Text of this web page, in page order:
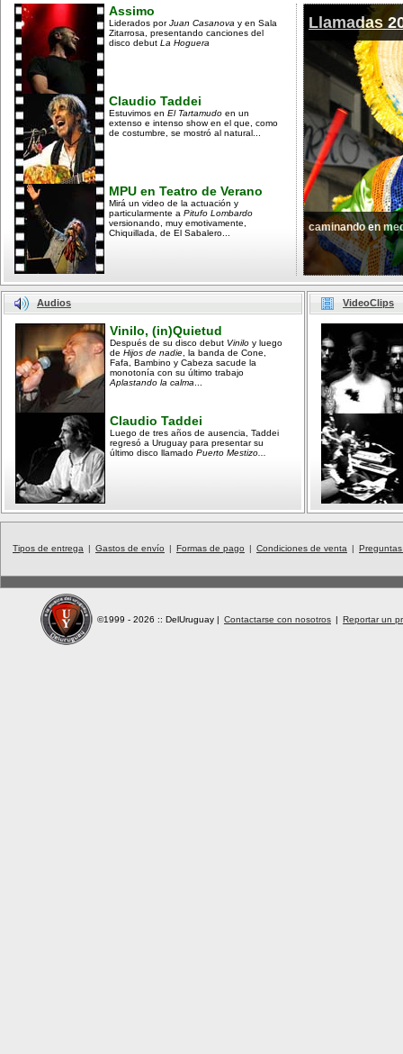
Assimo
Liderados porJuan Casanova y en Sala
Zitarrosa, presentando canciones del
disco debut La Hoguera
Claudio Taddei
Estuvimos en El Tartamudo en un
extenso e intenso show en el que, como
de costumbre, se mostró al natural...
MPU en Teatro de Verano
Mirá un video de la actuación y
particularmente a Pitufo Lombardo
versionando, muy emotivamente,
Chiquillada, de El Sabalero...
Llamadas
caminando en
Audios
Vinilo, (in)Quietud
Después de su disco debut Vinilo y luego
de Hijos de nadie , la banda de Cone,
Fafa, Bambino y Cabeza sacude la
monotonía con su último trabajo
Aplastando la calma
Claudio Taddei
Luego de tres años de ausencia, Taddei
regresó a Uruguay para presentar su
último disco llamado Puerto Mestizo...
VideoClips
Tipos de entrega | Gastos de envío | Formas de pago | Condiciones de venta |
©1999 - 2026 :: DelUruguay | Contactarse con nosotros | Reportar un